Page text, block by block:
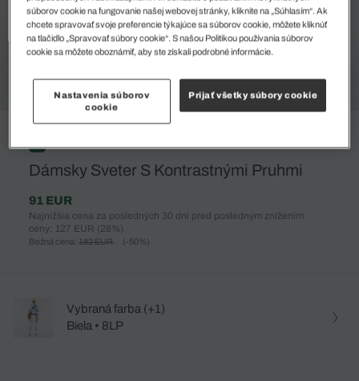
%
Dámsky Sveter S Kontrastnými Pruhmi
91 EUR
Najnižšia cena za posledných 30 dní pred posledným znížením
ceny: 127 EUR (28%)
Bežná cena: 182 EUR (-50%)
Vybraná farba (+1)
Biela • 8LP
súborov cookie na fungovanie našej webovej stránky, kliknite na „Súhlasím“. Ak
chcete spravovať svoje preferencie týkajúce sa súborov cookie, môžete kliknúť
na tlačidlo „Spravovať súbory cookie“. S našou Politikou používania súborov
cookie sa môžete oboznámiť, aby ste získali podrobné informácie.
Nastavenia súborov
cookie
Prijať všetky súbory cookie